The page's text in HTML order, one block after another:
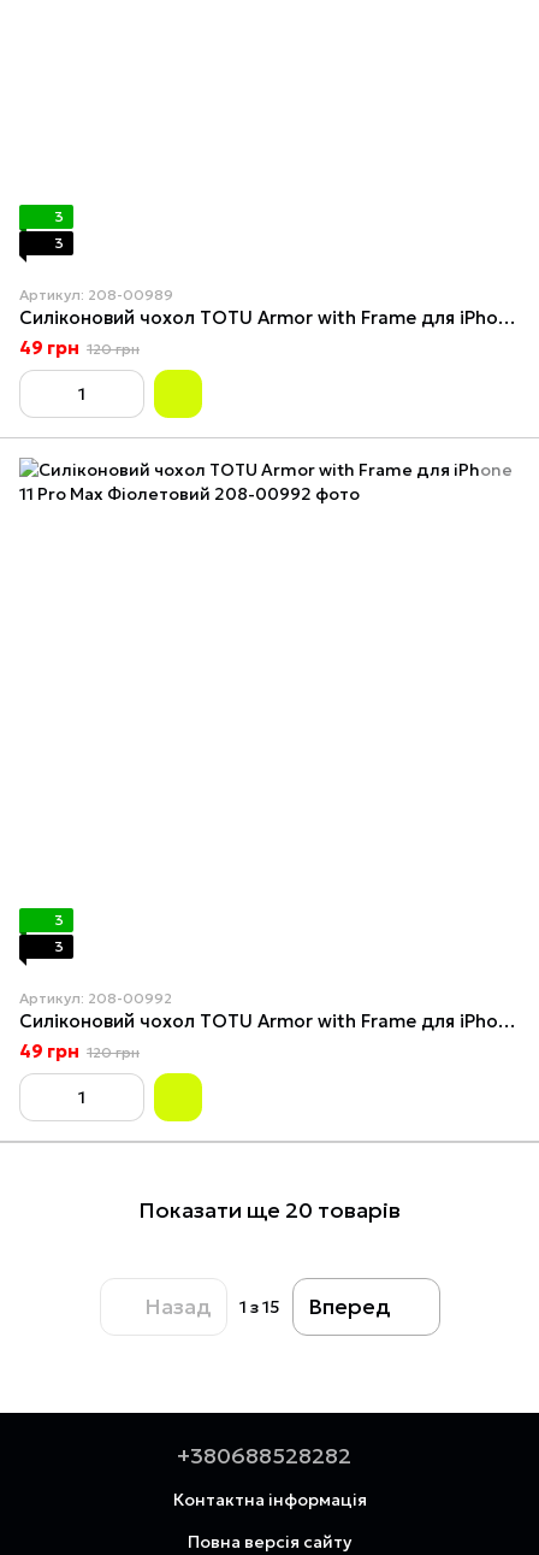
3
3
Артикул: 208-00989
Силіконовий чохол TOTU Armor with Frame для iPhone 11 Pro Max Бірюзовий
49 грн 120 грн
3
3
Артикул: 208-00992
Силіконовий чохол TOTU Armor with Frame для iPhone 11 Pro Max Фіолетовий
49 грн 120 грн
Показати ще 20 товарів
Назад 1 з 15 Вперед
+380688528282
Контактна інформація
Повна версія сайту